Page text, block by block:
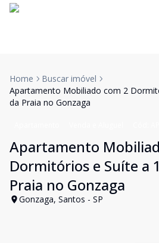
Home
Buscar imóvel
Apartamento Mobiliado com 2
da Praia no Gonzaga
Apartamento
Dormitórios e Suíte a
Praia no Gonzaga
Gonzaga, Santos - SP